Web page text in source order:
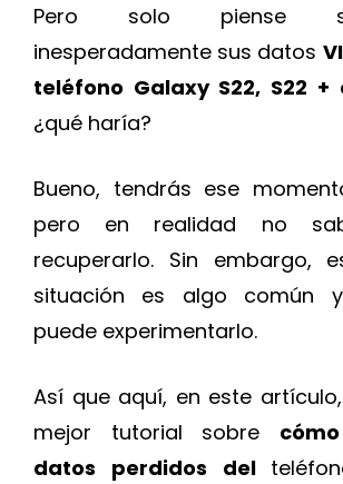
Pero solo piense
inesperadamente sus datos
teléfono Galaxy S22, S22 +
¿qué haría?
Bueno, tendrás ese
pero en realidad no
recuperarlo. Sin embargo,
situación es algo común
puede experimentarlo.
Así que aquí, en este
mejor tutorial sobre
datos perdidos del